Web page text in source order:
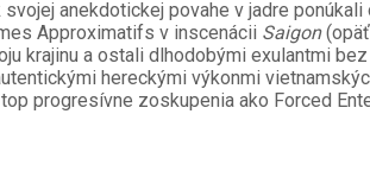
anekdotickej povahe v jadre
Approximatifs v inscenácii Saigon
krajinu a ostali dlhodobými exulantmi
hereckými výkonmi
progresívne zoskupenia ako Forced